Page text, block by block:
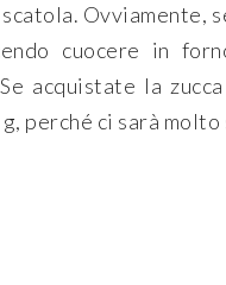
scatola.
cuocere in
acquistate la
perché ci sarà